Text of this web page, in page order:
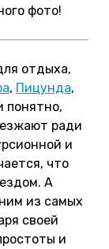
фото!
отдыха,
, Пицунда,
понятно,
ради
и
что
А
из самых
своей
и